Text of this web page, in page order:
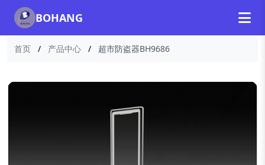
BOHANG
首页 / 产品中心 / 超市防盗器BH9686